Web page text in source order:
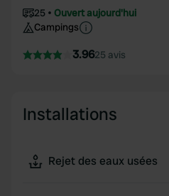
25
Ouvert aujourd'hui
Campings
3.9625 avis
Installations
Rejet des eaux usées